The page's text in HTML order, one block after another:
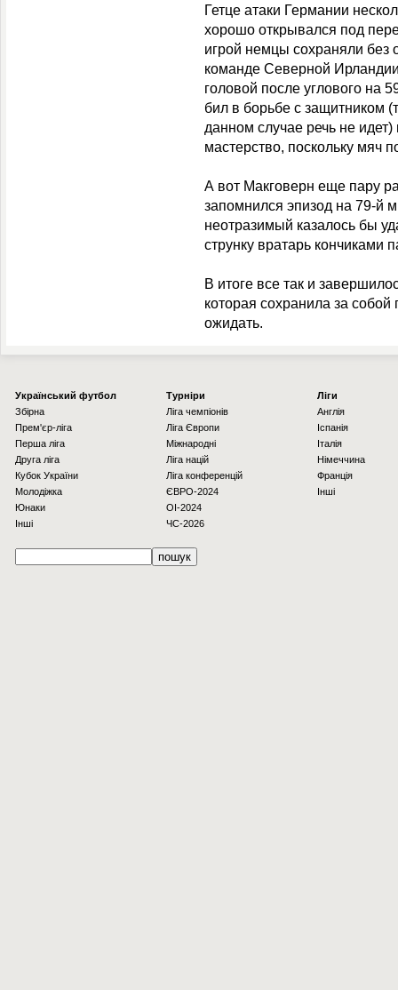
Гетце атаки Германии
хорошо открывался под
игрой немцы сохраняли без
команде Северной
головой после углового на
бил в борьбе с защитником
данном случае речь не
мастерство, поскольку мяч
А вот Макговерн еще пару
запомнился эпизод на 79-й
неотразимый казалось бы
струнку вратарь
В итоге все так и
которая сохранила за
ожидать.
Українcький футбол
Збірна
Прем'єр-ліга
Перша ліга
Друга ліга
Кубок України
Молодіжка
Юнаки
Інші
Турніри
Ліга чемпіонів
Ліга Європи
Міжнародні
Ліга націй
Ліга конференцій
ЄВРО-2024
OI-2024
ЧС-2026
Ліги
Англія
Іспанія
Італія
Німеччина
Франція
Інші